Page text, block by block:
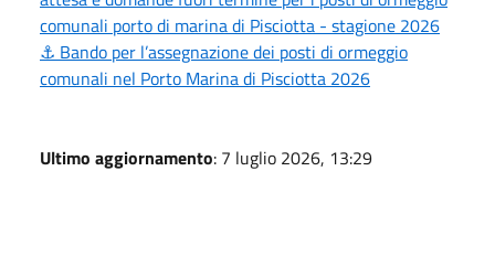
comunali porto di marina di Pisciotta - stagione 2026
⚓ Bando per l’assegnazione dei posti di ormeggio
comunali nel Porto Marina di Pisciotta 2026
Ultimo aggiornamento: 7 luglio 2026, 13:29